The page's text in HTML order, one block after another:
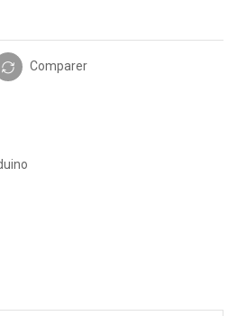
Comparer